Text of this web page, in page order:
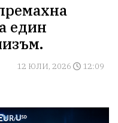
един
12 ЮЛИ, 2026 12:09